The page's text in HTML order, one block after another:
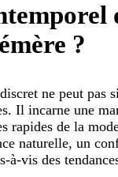
?
ne peut pas
Il incarne une
rapides de la
naturelle, un
à-vis des